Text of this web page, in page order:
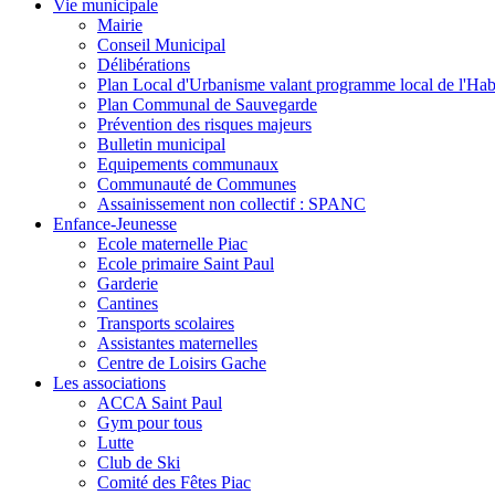
Vie municipale
Mairie
Conseil Municipal
Délibérations
Plan Local d'Urbanisme valant programme local de
Plan Communal de Sauvegarde
Prévention des risques majeurs
Bulletin municipal
Equipements communaux
Communauté de Communes
Assainissement non collectif : SPANC
Enfance-Jeunesse
Ecole maternelle Piac
Ecole primaire Saint Paul
Garderie
Cantines
Transports scolaires
Assistantes maternelles
Centre de Loisirs Gache
Les associations
ACCA Saint Paul
Gym pour tous
Lutte
Club de Ski
Comité des Fêtes Piac